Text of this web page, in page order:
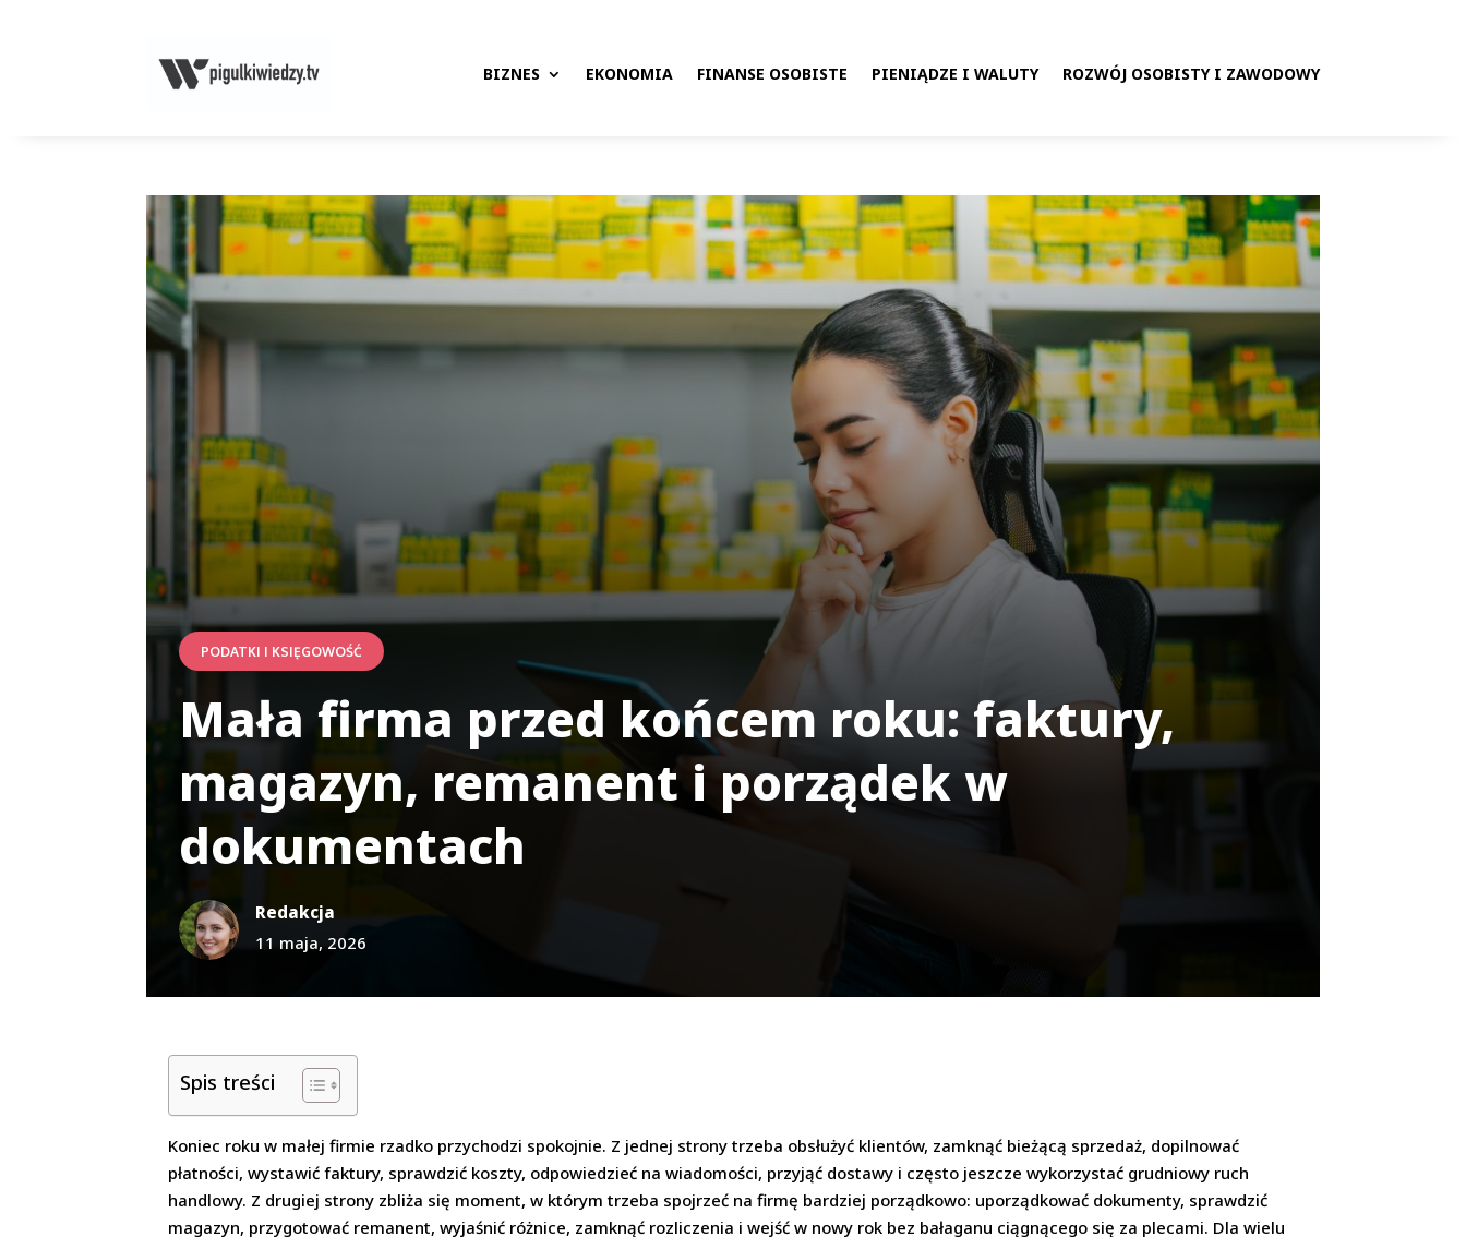
BIZNES EKONOMIA FINANSE OSOBISTE PIENIĄDZE I WALUTY ROZWÓJ OSOBISTY I ZAWODOWY
PODATKI I KSIĘGOWOŚĆ
Mała firma przed końcem roku: faktury,
magazyn, remanent i porządek w
dokumentach
Redakcja
11 maja, 2026
Spis treści
Koniec roku w małej firmie rzadko przychodzi spokojnie. Z jednej strony trzeba obsłużyć klientów, zamknąć bieżącą sprzedaż, dopilnować
płatności, wystawić faktury, sprawdzić koszty, odpowiedzieć na wiadomości, przyjąć dostawy i często jeszcze wykorzystać grudniowy ruch
handlowy. Z drugiej strony zbliża się moment, w którym trzeba spojrzeć na firmę bardziej porządkowo: uporządkować dokumenty, sprawdzić
magazyn, przygotować remanent, wyjaśnić różnice, zamknąć rozliczenia i wejść w nowy rok bez bałaganu ciągnącego się za plecami. Dla wielu